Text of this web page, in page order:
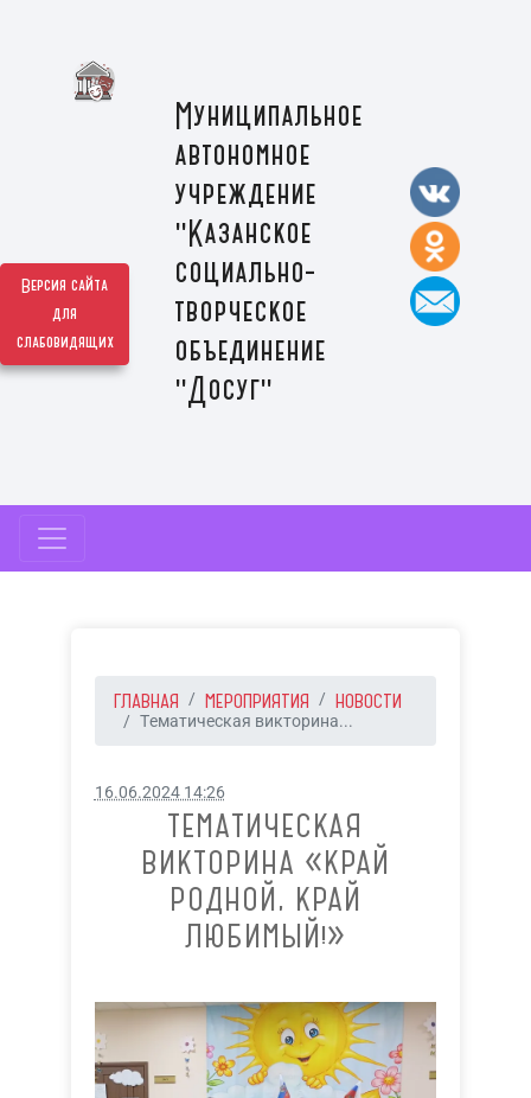
Версия сайта
для
слабовидящих
Муниципальное
автономное
учреждение
"Казанское
социально-
творческое
объединение
"Досуг"
ГЛАВНАЯ МЕРОПРИЯТИЯ НОВОСТИ
Тематическая викторина...
16.06.2024 14:26
ТЕМАТИЧЕСКАЯ
ВИКТОРИНА «КРАЙ
РОДНОЙ, КРАЙ
ЛЮБИМЫЙ!»